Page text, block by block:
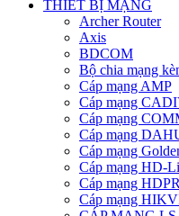
THIẾT BỊ MẠNG
Archer Router
Axis
BDCOM
Bộ chia mạng
Cáp mạng AMP
Cáp mạng
Cáp mạng
Cáp mạng
Cáp mạng
Cáp mạng HD-
Cáp mạng
Cáp mạng